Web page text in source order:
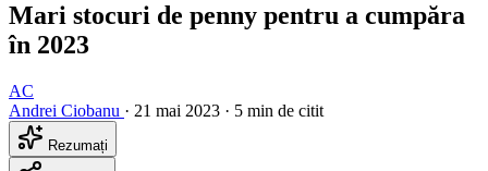
Mari stocuri de penny pentru a cumpăra
în 2023
AC
Andrei Ciobanu · 21 mai 2023 · 5 min de citit
Rezumați